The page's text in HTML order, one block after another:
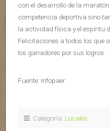
con el desarrollo de la
competencia deportiva sino
la actividad física y el espíritu
Felicitaciones a todos los que
los ganadores por sus logros.
Fuente: Infopaer
Categoría: Locales